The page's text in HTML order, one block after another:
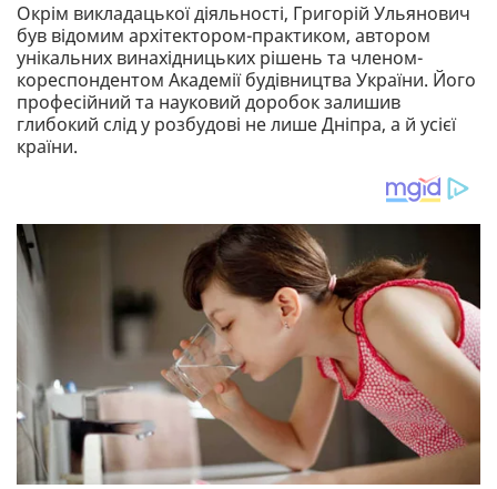
Окрім викладацької діяльності, Григорій Ульянович
був відомим архітектором-практиком, автором
унікальних винахідницьких рішень та членом-
кореспондентом Академії будівництва України. Його
професійний та науковий доробок залишив
глибокий слід у розбудові не лише Дніпра, а й усієї
країни.